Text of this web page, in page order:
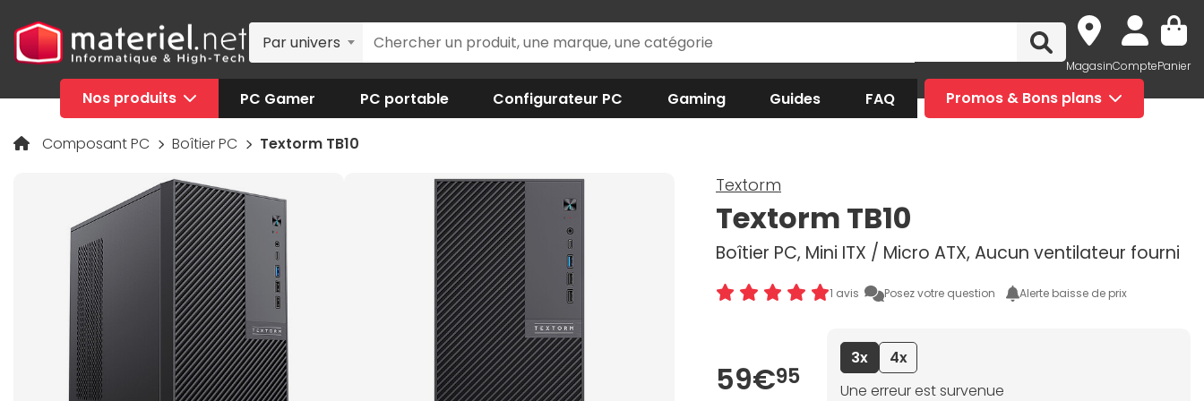
Par univers
MagasinComptePanier
Nos produits PC Gamer PC portable Configurateur PC Gaming Guides FAQ Promos & Bons plans
Composant PC Boîtier PC Textorm TB10
Textorm
Textorm TB10
Boîtier PC, Mini ITX / Micro ATX, Aucun ventilateur fourni
1 avis Posez votre question Alerte baisse de prix
59€95
3x
4x
Une erreur est survenue